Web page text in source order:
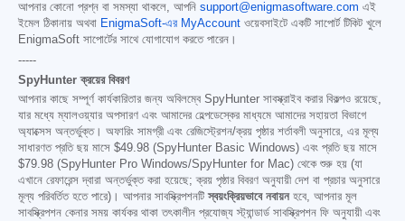
আপনার কোনো প্রশ্ন বা সমস্যা থাকলে, আপনি support@enigmasoftware.com এই
ইমেল ঠিকানায় অথবা EnigmaSoft-এর MyAccount ওয়েবসাইটে একটি সাপোর্ট টিকিট খুলে
EnigmaSoft সাপোর্টের সাথে যোগাযোগ করতে পারেন।
-----
SpyHunter ক্রয়ের বিবরণ
আপনার কাছে সম্পূর্ণ কার্যকারিতার জন্য অবিলম্বে SpyHunter সাবস্ক্রাইব করার বিকল্পও রয়েছে,
যার মধ্যে ম্যালওয়্যার অপসারণ এবং আমাদের হেল্পডেস্কের মাধ্যমে আমাদের সহায়তা বিভাগে
অ্যাক্সেস অন্তর্ভুক্ত। অফারিং সামগ্রী এবং রেজিস্ট্রেশন/ক্রয় পৃষ্ঠার শর্তাবলী অনুসারে, এর মূল্য
সাধারণত প্রতি ছয় মাসে $49.98 (SpyHunter Basic Windows) এবং প্রতি ছয় মাসে
$79.98 (SpyHunter Pro Windows/SpyHunter for Mac) থেকে শুরু হয় (যা
এখানে রেফারেন্স দ্বারা অন্তর্ভুক্ত করা হয়েছে; ক্রয় পৃষ্ঠার বিবরণ অনুযায়ী দেশ বা প্রচার অনুসারে
মূল্য পরিবর্তিত হতে পারে)। আপনার সাবস্ক্রিপশনটিস্বয়ংক্রিয়ভাবে নবায়নহবে, আপনার মূল
সাবস্ক্রিপশন কেনার সময় কার্যকর থাকা তৎকালীন প্রযোজ্য স্ট্যান্ডার্ড সাবস্ক্রিপশন ফি অনুযায়ী এবং